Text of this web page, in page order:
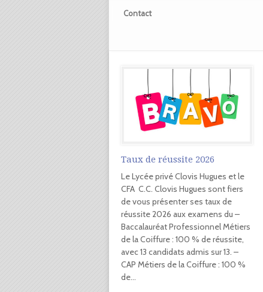
Contact
Taux de réussite 2026
Le Lycée privé Clovis Hugues et le
CFA C.C. Clovis Hugues sont fiers
de vous présenter ses taux de
réussite 2026 aux examens du –
Baccalauréat Professionnel Métiers
de la Coiffure : 100 % de réussite,
avec 13 candidats admis sur 13. –
CAP Métiers de la Coiffure : 100 %
de...